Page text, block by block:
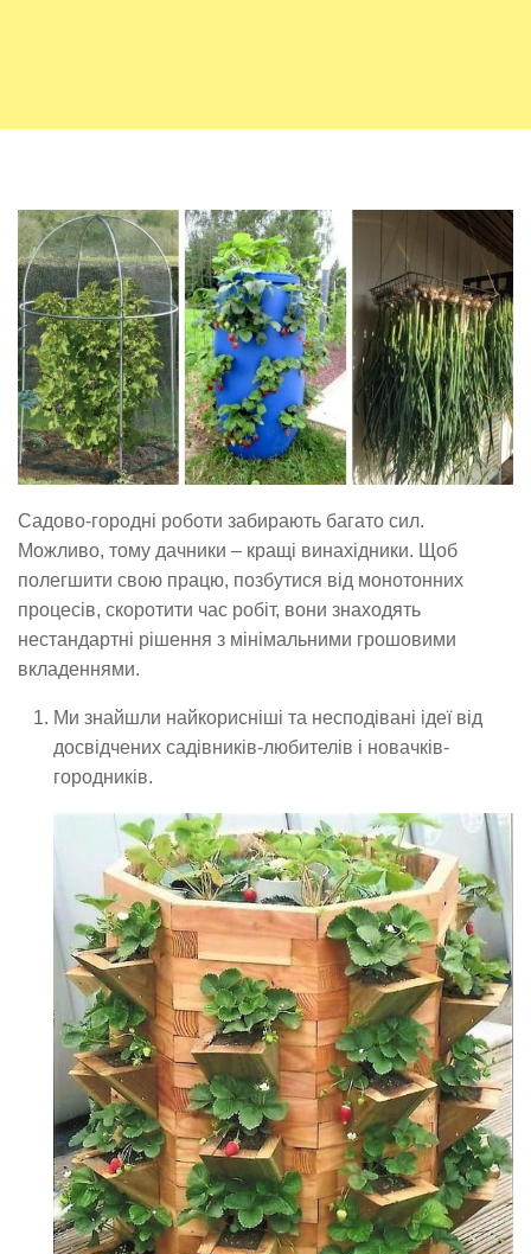
Садово-городні роботи забирають багато сил.
Можливо, тому дачники – кращі винахідники. Щоб
полегшити свою працю, позбутися від монотонних
процесів, скоротити час робіт, вони знаходять
нестандартні рішення з мінімальними грошовими
вкладеннями.
Ми знайшли найкорисніші та несподівані ідеї від
досвідчених садівників-любителів і новачків-
городників.